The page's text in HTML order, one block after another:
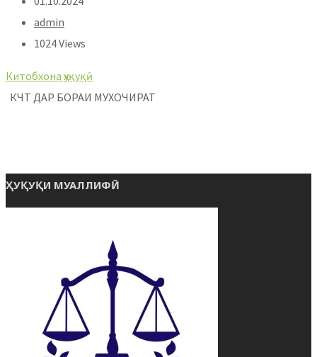
admin
1024 Views
Китобхона ҳуқуқӣ
КЧТ ДАР БОРАИ МУХОЧИРАТ
ҲУҚУҚИ МУАЛЛИФӢ